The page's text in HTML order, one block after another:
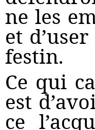
ne les
et
festin.
Ce qui
est
ce